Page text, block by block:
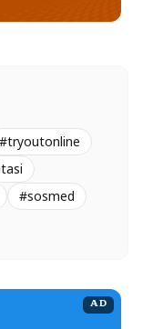
#tryoutonline
#sosmed
AD